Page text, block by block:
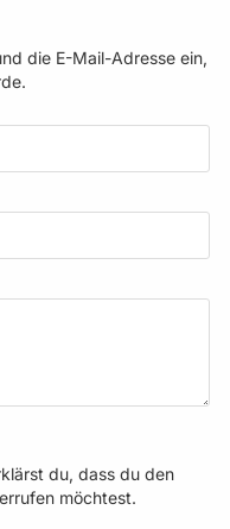
die E-Mail-Adresse ein,
du, dass du den
möchtest.